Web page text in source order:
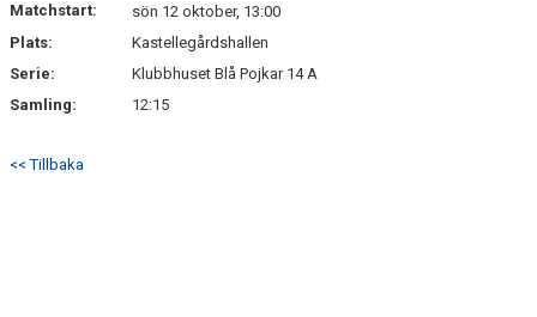
Matchstart:
sön 12 oktober, 13:00
Plats:
Kastellegårdshallen
Serie:
Klubbhuset Blå Pojkar 14 A
Samling:
12:15
<< Tillbaka